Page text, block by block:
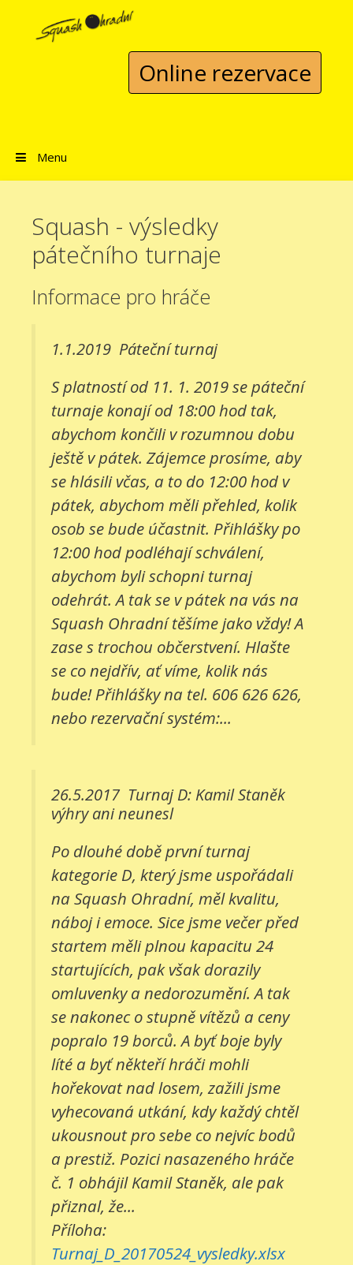
Přeskočit na obsah
Online rezervace
Menu
Squash - výsledky
pátečního turnaje
Informace pro hráče
1.1.2019 Páteční turnaj
S platností od 11. 1. 2019 se páteční
turnaje konají od 18:00 hod tak,
abychom končili v rozumnou dobu
ještě v pátek. Zájemce prosíme, aby
se hlásili včas, a to do 12:00 hod v
pátek, abychom měli přehled, kolik
osob se bude účastnit. Přihlášky po
12:00 hod podléhají schválení,
abychom byli schopni turnaj
odehrát. A tak se v pátek na vás na
Squash Ohradní těšíme jako vždy! A
zase s trochou občerstvení. Hlašte
se co nejdřív, ať víme, kolik nás
bude! Přihlášky na tel. 606 626 626,
nebo rezervační systém:...
26.5.2017 Turnaj D: Kamil Staněk
výhry ani neunesl
Po dlouhé době první turnaj
kategorie D, který jsme uspořádali
na Squash Ohradní, měl kvalitu,
náboj i emoce. Sice jsme večer před
startem měli plnou kapacitu 24
startujících, pak však dorazily
omluvenky a nedorozumění. A tak
se nakonec o stupně vítězů a ceny
popralo 19 borců. A byť boje byly
líté a byť někteří hráči mohli
hořekovat nad losem, zažili jsme
vyhecovaná utkání, kdy každý chtěl
ukousnout pro sebe co nejvíc bodů
a prestiž. Pozici nasazeného hráče
č. 1 obhájil Kamil Staněk, ale pak
přiznal, že...
Příloha:
Turnaj_D_20170524_vysledky.xlsx